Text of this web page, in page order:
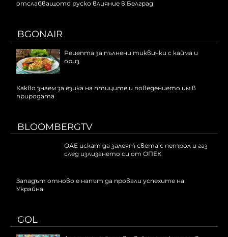
отслабващото руско влияние в Белград
BGONAIR
Рецепта за пълнени тиквички с кайма и
ориз
Какво знаем за езика на птиците и поведението им в
природата
BLOOMBERGTV
ОАЕ искат да залеят света с петрол и газ
след излизането си от ОПЕК
Западът отново е напът да провали успехите на
Украйна
GOL